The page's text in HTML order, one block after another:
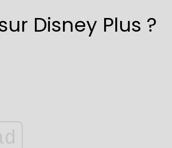
Disney Plus ?